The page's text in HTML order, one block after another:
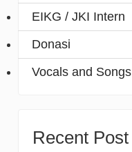
EIKG / JKI Intern
Donasi
Vocals and Songs
Recent Post